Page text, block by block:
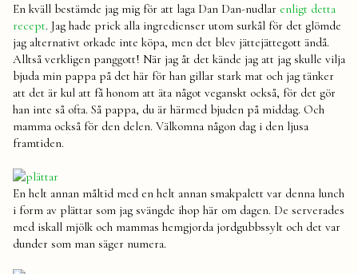
En kväll bestämde jag mig för att laga Dan Dan-nudlar enligt detta
recept. Jag hade prick alla ingredienser utom surkål för det glömde
jag alternativt orkade inte köpa, men det blev jättejättegott ändå.
Alltså verkligen panggott! När jag åt det kände jag att jag skulle vilja
bjuda min pappa på det här för han gillar stark mat och jag tänker
att det är kul att få honom att äta något veganskt också, för det gör
han inte så ofta. Så pappa, du är härmed bjuden på middag. Och
mamma också för den delen. Välkomna någon dag i den ljusa
framtiden.
En helt annan måltid med en helt annan smakpalett var denna lunch
i form av plättar som jag svängde ihop här om dagen. De serverades
med iskall mjölk och mammas hemgjorda jordgubbssylt och det var
dunder som man säger numera.